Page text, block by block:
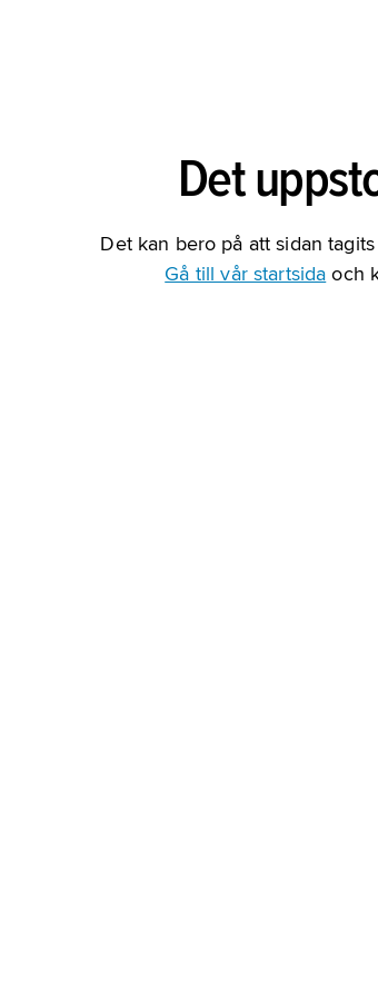
Det
Det kan bero på att sidan
Gå till vår startsida och